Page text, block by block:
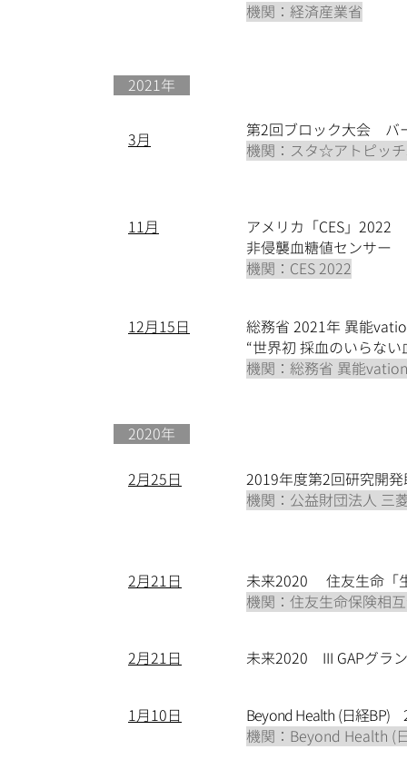
機関：経済産業省
​ 2021年
​3月
第2回ブロック大会 バ
機関：スタ☆アトピッ
​11月
アメリカ「CES」2022
​非侵襲血糖値センサー
機関：CES 2022
1​2月15日
総務省 2021年 異能
​“世界初 採血のいらな
機関：総務省 異能
​ 2020年
​2月25日
2019年度第2回研究開
機関：公益財団法人 三
​2月21日
未来2020 住友生命「
機関：住友生命保険相
​2月21日 未来2020 III GAPグラ
1月10日
Beyond Health (日経BP)
機関：Beyond Health (